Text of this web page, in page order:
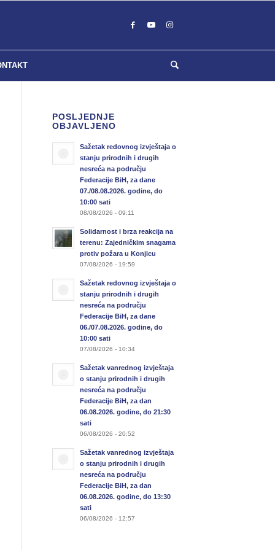
POSLJEDNJE
OBJAVLJENO
Sažetak redovnog izvještaja o
stanju prirodnih i drugih
nesreća na području
Federacije BiH, za dane
07./08.08.2026. godine, do
10:00 sati
08/08/2026 - 09:11
Solidarnost i brza reakcija na
terenu: Zajedničkim snagama
protiv požara u Konjicu
07/08/2026 - 19:59
Sažetak redovnog izvještaja o
stanju prirodnih i drugih
nesreća na području
Federacije BiH, za dane
06./07.08.2026. godine, do
10:00 sati
07/08/2026 - 10:34
Sažetak vanrednog izvještaja
o stanju prirodnih i drugih
nesreća na području
Federacije BiH, za dan
06.08.2026. godine, do 21:30
sati
06/08/2026 - 20:52
Sažetak vanrednog izvještaja
o stanju prirodnih i drugih
nesreća na području
Federacije BiH, za dan
06.08.2026. godine, do 13:30
sati
06/08/2026 - 12:57